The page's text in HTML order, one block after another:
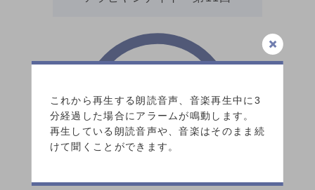
3:00
これから再生する朗読音声、音楽再生中に3
分経過した場合にアラームが鳴動します。
再生している朗読音声や、音楽はそのまま続
けて聞くことができます。